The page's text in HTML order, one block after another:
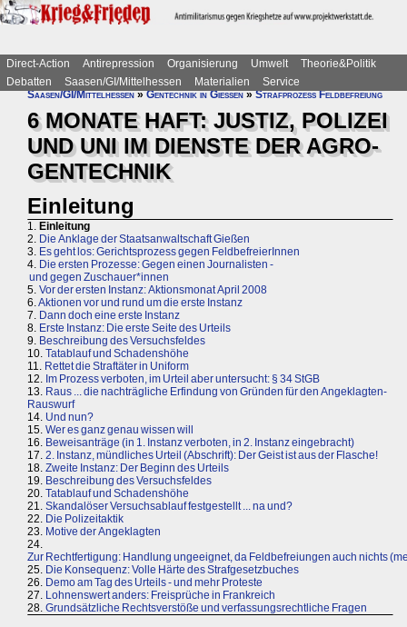
Direct-Action Antirepression Organisierung Umwelt
Theorie&Politik
Debatten
Saasen/GI/Mittelhessen Materialien
Service
Saasen/GI/Mittelhessen»Gentechnik in Gießen»Strafprozess Feldbefreiung
6 MONATE HAFT: JUSTIZ, POLIZEI
UND UNI IM DIENSTE DER AGRO-
GENTECHNIK
Einleitung
1. Einleitung
2. Die Anklage der Staatsanwaltschaft Gießen
3. Es geht los: Gerichtsprozess gegen FeldbefreierInnen
4. Die ersten Prozesse: Gegen einen Journalisten -
und gegen Zuschauer*innen
5. Vor der ersten Instanz: Aktionsmonat April 2008
6.Aktionen vor und rund um die erste Instanz
7. Dann doch eine erste Instanz
8. Erste Instanz: Die erste Seite des Urteils
9. Beschreibung des Versuchsfeldes
10. Tatablauf und Schadenshöhe
11. Rettet die Straftäter in Uniform
12. Im Prozess verboten, im Urteil aber untersucht: § 34 StGB
13. Raus ... die nachträgliche Erfindung von Gründen für den Angeklagten-
Rauswurf
14. Und nun?
15. Wer es ganz genau wissen will
16. Beweisanträge (in 1. Instanz verboten, in 2. Instanz eingebracht)
17. 2. Instanz, mündliches Urteil (Abschrift): Der Geist ist aus der Flasche!
18. Zweite Instanz: Der Beginn des Urteils
19. Beschreibung des Versuchsfeldes
20. Tatablauf und Schadenshöhe
21. Skandalöser Versuchsablauf festgestellt ... na und?
22. Die Polizeitaktik
23. Motive der Angeklagten
24.
Zur Rechtfertigung: Handlung ungeeignet, da Feldbefreiungen auch nichts
25. Die Konsequenz: Volle Härte des Strafgesetzbuches
26. Demo am Tag des Urteils - und mehr Proteste
27. Lohnenswert anders: Freisprüche in Frankreich
28. Grundsätzliche Rechtsverstöße und verfassungsrechtliche Fragen